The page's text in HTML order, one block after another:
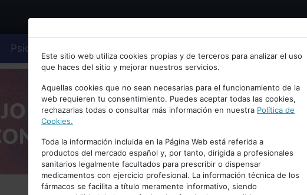
Bienvenid@ a psiquiatria.com
Escribe tu Email
Accede o regístrate con tu email.
Cancelar
Psiquiatría
Este sitio web utiliza cookies propias y de terceros para analizar el uso
que haces del sitio y mejorar nuestros servicios.
Aquellas cookies que no sean necesarias para el funcionamiento de la
web requieren tu consentimiento. Puedes aceptar todas las cookies,
rechazarlas todas o consultar más información en nuestra Política de
Cookies.
Toda la información incluida en la Página Web está referida a
productos del mercado español y, por tanto, dirigida a profesionales
sanitarios legalmente facultados para prescribir o dispensar
medicamentos con ejercicio profesional. La información técnica de los
fármacos se facilita a título meramente informativo, siendo
PUBLICIDAD